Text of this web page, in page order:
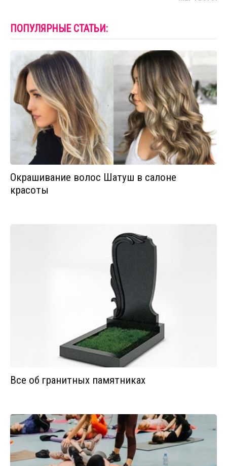
ПОПУЛЯРНЫЕ СТАТЬИ:
Окрашивание волос Шатуш в салоне
красоты
Все об гранитных памятниках